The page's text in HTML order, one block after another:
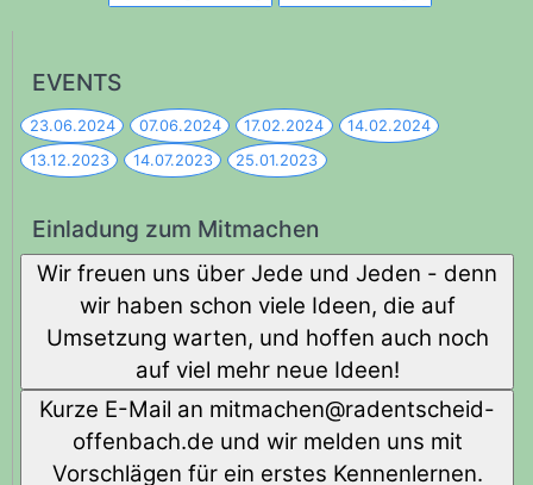
EVENTS
23.06.2024 07.06.2024 17.02.2024 14.02.2024
13.12.2023 14.07.2023 25.01.2023
Einladung zum Mitmachen
Wir freuen uns über Jede und Jeden - denn
wir haben schon viele Ideen, die auf
Umsetzung warten, und hoffen auch noch
auf viel mehr neue Ideen!
Kurze E-Mail an diehcstnedar@nehcamtim-
offenbach.de und wir melden uns mit
Vorschlägen für ein erstes Kennenlernen.